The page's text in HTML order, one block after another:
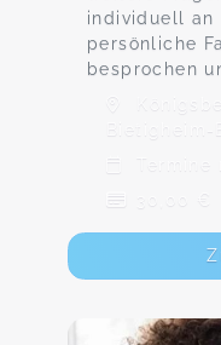
individuell an
persönliche
besprochen
Bietigheim-
Termine
30,00 €